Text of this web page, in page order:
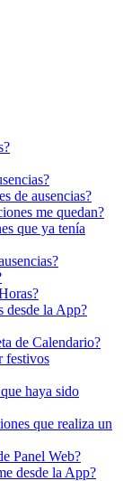
de ausencias?
me quedan?
que ya tenía
desde la App?
de Calendario?
festivos
haya sido
que realiza un
Panel Web?
desde la App?